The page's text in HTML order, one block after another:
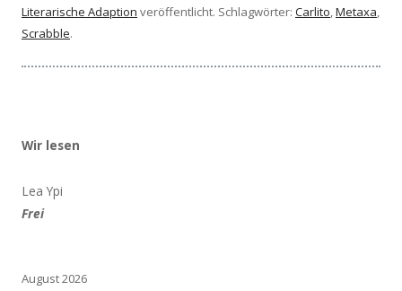
Literarische Adaption veröffentlicht. Schlagwörter: Carlito,Metaxa,
Scrabble.
Wir lesen
Lea Ypi
Frei
August 2026